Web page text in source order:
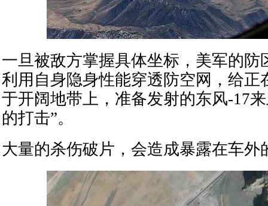
一旦被敌方掌握具体坐标，美军的防
利用自身隐身性能穿透防空网，给正
于开阔地带上，准备发射的东风-17
的打击”。
大量的杀伤破片，会造成暴露在车外